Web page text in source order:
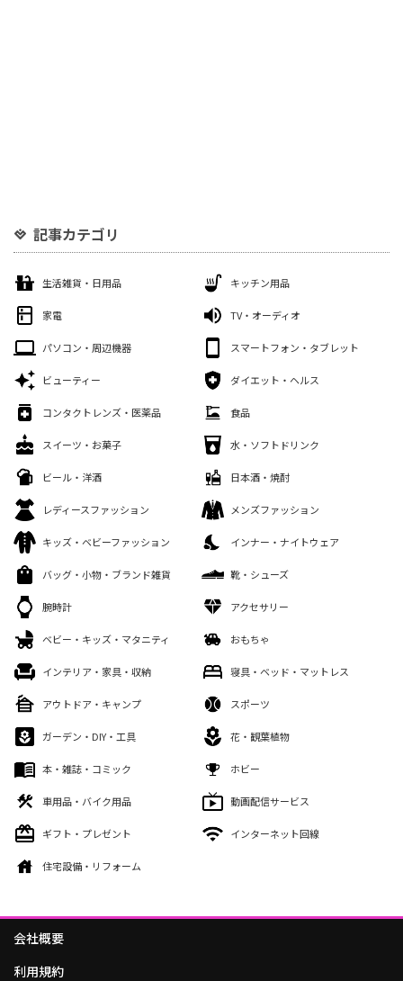
記事カテゴリ
生活雑貨・日用品 キッチン用品
家電 TV・オーディオ
パソコン・周辺機器 スマートフォン・タブレット
ビューティー ダイエット・ヘルス
コンタクトレンズ・医薬品 食品
スイーツ・お菓子 水・ソフトドリンク
ビール・洋酒 日本酒・焼酎
レディースファッション メンズファッション
キッズ・ベビーファッション インナー・ナイトウェア
バッグ・小物・ブランド雑貨 靴・シューズ
腕時計 アクセサリー
ベビー・キッズ・マタニティ おもちゃ
インテリア・家具・収納 寝具・ベッド・マットレス
アウトドア・キャンプ スポーツ
ガーデン・DIY・工具 花・観葉植物
本・雑誌・コミック ホビー
車用品・バイク用品 動画配信サービス
ギフト・プレゼント インターネット回線
住宅設備・リフォーム
会社概要
利用規約